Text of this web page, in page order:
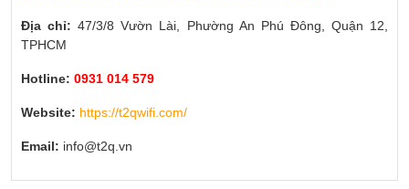
Địa chỉ:47/3/8 Vườn Lài, Phường An Phú Đông, Quận 12,
TPHCM
Hotline: 0931 014 579
Website: https://t2qwifi.com/
Email: info@t2q.vn